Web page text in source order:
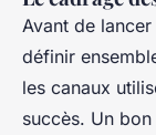
Avant de
définir
les canaux
succès. Un